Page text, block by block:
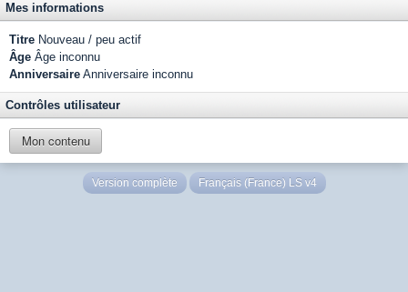
Mes informations
Titre Nouveau / peu actif
Âge Âge inconnu
Anniversaire Anniversaire inconnu
Contrôles utilisateur
Mon contenu
Version complète Français (France) LS v4